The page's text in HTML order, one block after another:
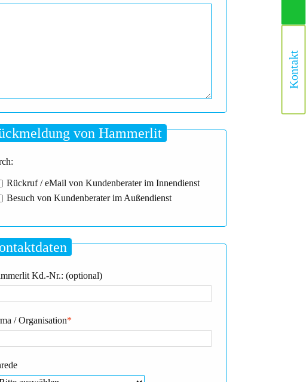
von Hammerlit
Rückruf / eMail von Kundenberater im Innendienst
Besuch von Kundenberater im Außendienst
Kd.-Nr.: (optional)
*
/ Organisation
Kontakt